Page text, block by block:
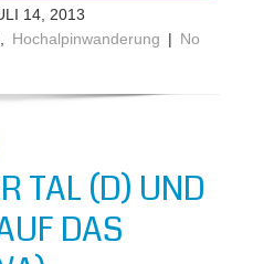
14, 2013
Hochalpinwanderung | No
TAL (D) UND
DAS